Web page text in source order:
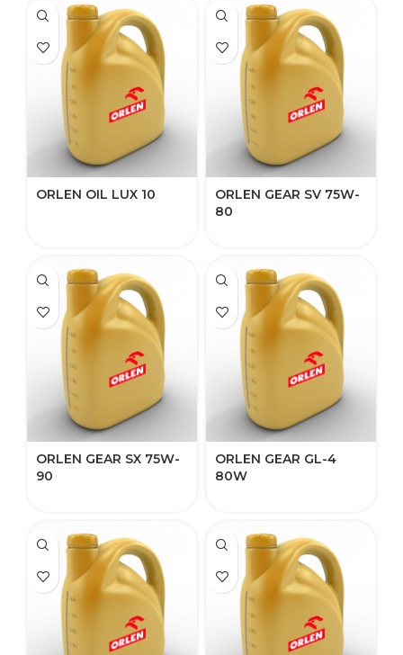
ORLEN OIL LUX 10
ORLEN GEAR SV 75W-
80
ORLEN GEAR SX 75W-
90​​
ORLEN GEAR GL-4
80W​​